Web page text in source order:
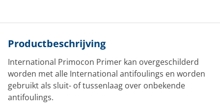
Productbeschrijving
International Primocon Primer kan overgeschilderd
worden met alle International antifoulings en worden
gebruikt als sluit- of tussenlaag over onbekende
antifoulings.